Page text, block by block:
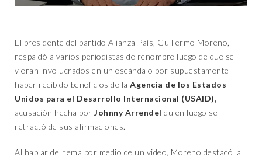
El presidente del partido Alianza País, Guillermo Moreno,
respaldó a varios periodistas de renombre luego de que se
vieran involucrados en un escándalo por supuestamente
haber recibido beneficios de la Agencia de los Estados
Unidos para el Desarrollo Internacional (USAID),
acusación hecha por Johnny Arrendel quien luego se
retractó de sus afirmaciones.
Al hablar del tema por medio de un video, Moreno destacó la